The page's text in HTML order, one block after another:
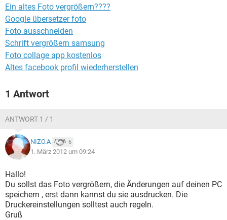
Ein altes Foto vergrößern????
Google übersetzer foto
Foto ausschneiden
Schrift vergrößern samsung
Foto collage app kostenlos
Altes facebook profil wiederherstellen
1 Antwort
ANTWORT 1 / 1
NIZO.A 6
1. März 2012 um 09:24
Hallo!
Du sollst das Foto vergrößern, die Änderungen auf deinen PC
speichern , erst dann kannst du sie ausdrucken. Die
Druckereinstellungen solltest auch regeln.
Gruß